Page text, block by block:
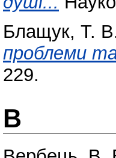
Блащук, Т.
проблеми
229.
В